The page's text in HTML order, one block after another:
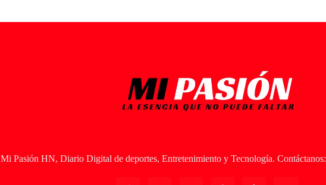
Mi Pasión HN, Diario Digital de deportes, Entretenimiento y Tecnología. Contáctanos: